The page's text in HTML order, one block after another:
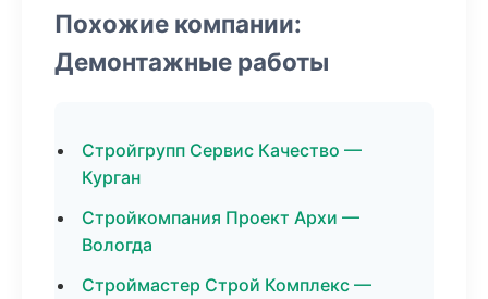
Похожие компании:
Демонтажные работы
Стройгрупп Сервис Качество —
Курган
Стройкомпания Проект Архи —
Вологда
Строймастер Строй Комплекс —